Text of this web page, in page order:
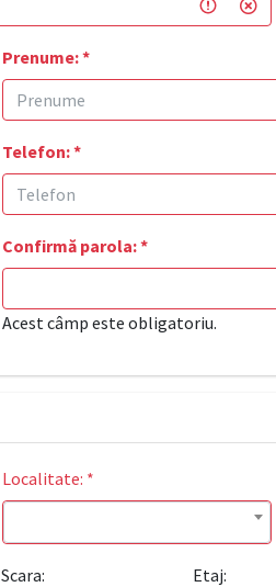
Prenume:*
Telefon:*
Confirmă parola:*
Acest câmp este obligatoriu.
Localitate: *
Scara: Etaj: